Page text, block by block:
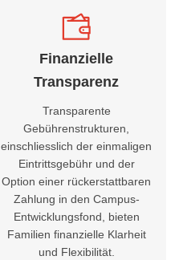
Finanzielle
Transparenz
Transparente
Gebührenstrukturen,
einschliesslich der einmaligen
Eintrittsgebühr und der
Option einer rückerstattbaren
Zahlung in den Campus-
Entwicklungsfond, bieten
Familien finanzielle Klarheit
und Flexibilität.